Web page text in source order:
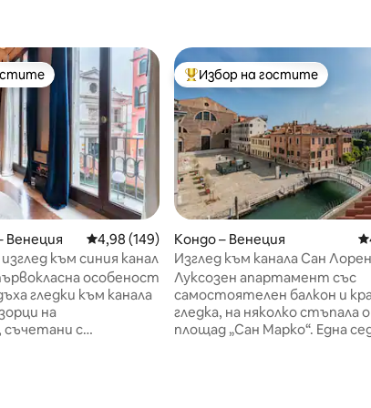
отзива
избор на гостите
Средна оценка: 4,98 от 5, 149 отзива
4,98 (149)
към синия канал
особеност
гледки към канала
на
с
Най-популярен избор на
Избор на гостите
Кондо – Венеция
Изглед към канала Сан
Луксозен апартамент със
самостоятелен балкон и
гледка, на няколко стъпала
площад „Сан Марко“. Една седмица